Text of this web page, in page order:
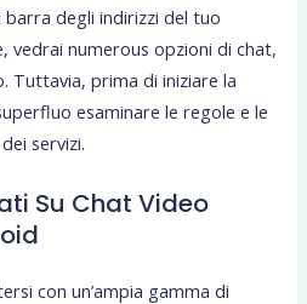
barra degli indirizzi del tuo
vedrai numerous opzioni di chat,
Tuttavia, prima di iniziare la
esaminare le regole e le
servizi.
Su Chat Video
con un’ampia gamma di